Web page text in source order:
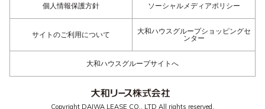
個人情報保護方針 ソーシャルメディアポリシー
サイトのご利用について
大和ハウスグループショッピングセ
ンター
大和ハウスグループサイトへ
Copyright DAIWA LEASE CO., LTD All rights reserved.